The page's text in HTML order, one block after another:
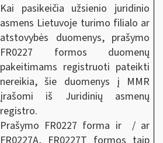
Kai pasikeičia užsienio juridinio
asmens Lietuvoje turimo filialo ar
atstovybės duomenys, prašymo
FR0227 formos duomenų
pakeitimams registruoti pateikti
nereikia, šie duomenys į MMR
įrašomi iš Juridinių asmenų
registro.
Prašymo FR0227 forma ir / ar
FR0227A, FR0227T formos taip